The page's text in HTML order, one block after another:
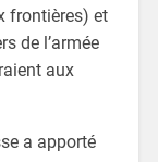
frontières) et
de l’armée
aux
a apporté